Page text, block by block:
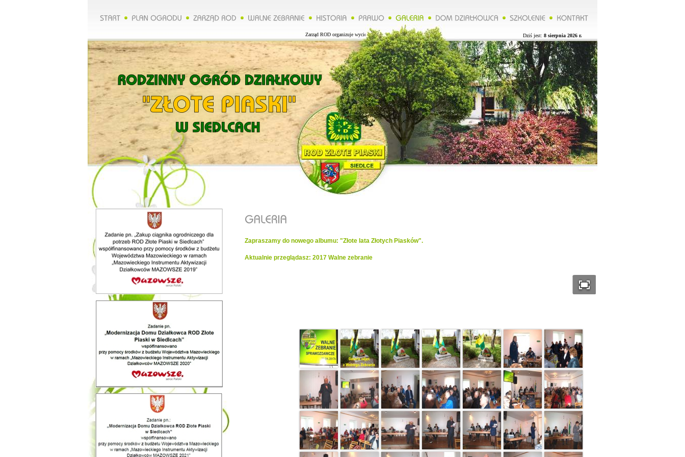
Zarząd ROD organizuje wycieczkę do Lublina więcej na naszej stronie.**********Zarząd ROD organizuje wycieczkę do Lublina więcej na naszej stronie.**********Zarząd ROD
Dziś jest: 8 sierpnia 2026 r.
Zapraszamy do nowego albumu: "Złote lata Złotych Piasków".
Aktualnie przeglądasz: 2017 Walne zebranie